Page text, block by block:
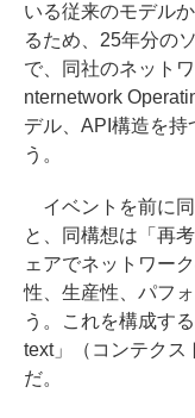
いる従来のモデル
るため、25年分の
で、同社のネット
nternetwork
デル、API構造を持
う。
イベントを前に同
と、同構想は「再
ェアでネットワー
性、生産性、パフ
う。これを構成す
text」（コンテクス
だ。